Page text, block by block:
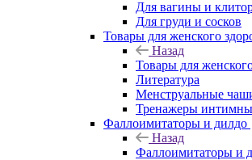
Для вагины и
Для груди и сосков
Товары для женского
Назад
Товары для
Литература
Менструальные
Тренажеры
Фаллоимитаторы и дилдо
Назад
Фаллоимитаторы и